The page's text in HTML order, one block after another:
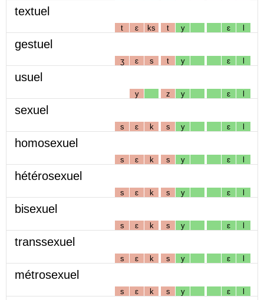
textuel
t ɛ ks t y ɛ l
gestuel
ʒ ɛ s t y ɛ l
usuel
y z y ɛ l
sexuel
s ɛ k s y ɛ l
homosexuel
s ɛ k s y ɛ l
hétérosexuel
s ɛ k s y ɛ l
bisexuel
s ɛ k s y ɛ l
transsexuel
s ɛ k s y ɛ l
métrosexuel
s ɛ k s y ɛ l